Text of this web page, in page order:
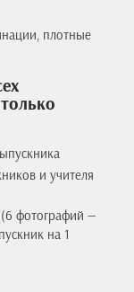
плотные
и учителя
фотографий —
на 1